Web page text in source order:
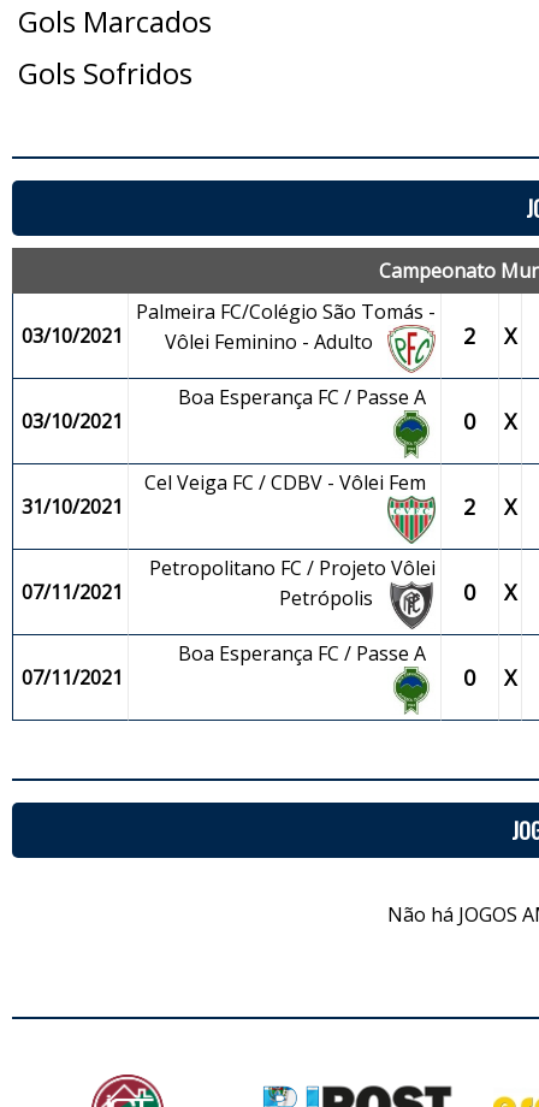
Gols Marcados
Gols Sofridos
Campeonato
03/10/2021
Palmeira FC/Colégio São Tomás -
Vôlei Feminino - Adulto
2 X
03/10/2021
Boa Esperança FC / Passe A
0 X
31/10/2021
Cel Veiga FC / CDBV - Vôlei Fem
2 X
07/11/2021
Petropolitano FC / Projeto Vôlei
Petrópolis
0 X
07/11/2021
Boa Esperança FC / Passe A
0 X
Não há JOGOS